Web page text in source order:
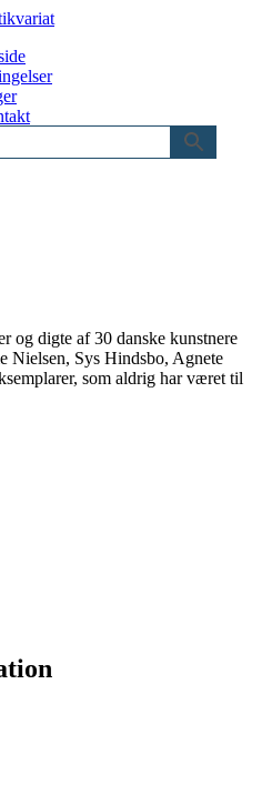
og digte af 30 danske kunstnere
Nielsen, Sys Hindsbo, Agnete
som aldrig har været til